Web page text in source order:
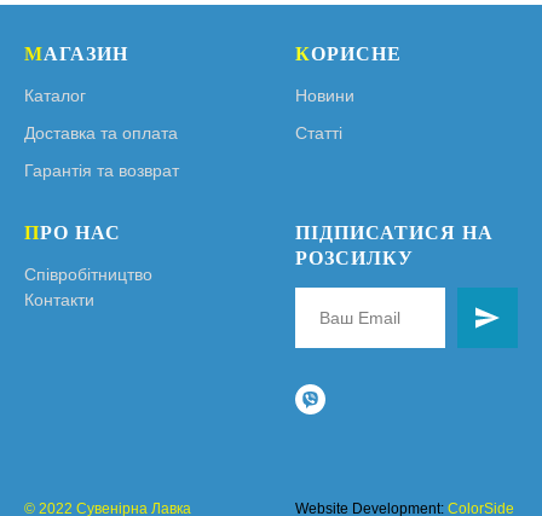
МАГАЗИН
Каталог
Доставка та оплата
Гарантія та возврат
КОРИСНЕ
Новини
Статті
ПРО НАС
Співробітництво
Контакти
ПІДПИСАТИСЯ НА
РОЗСИЛКУ
© 2022 Сувенірна Лавка Website Development: ColorSide